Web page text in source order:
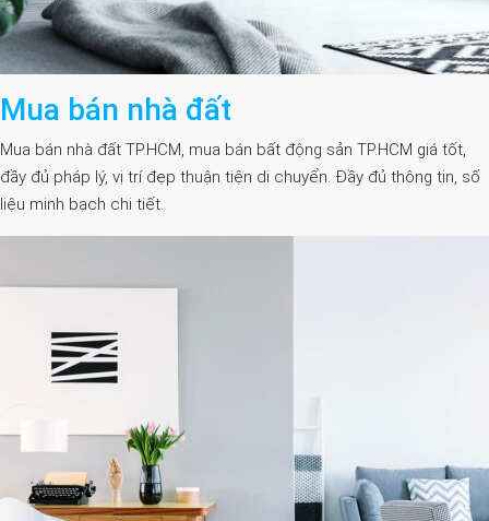
Mua bán nhà đất
Mua bán nhà đất TP.HCM, mua bán bất động sản TP.HCM giá tốt,
đầy đủ pháp lý, vị trí đẹp thuận tiện di chuyển. Đầy đủ thông tin, số
liệu minh bạch chi tiết.